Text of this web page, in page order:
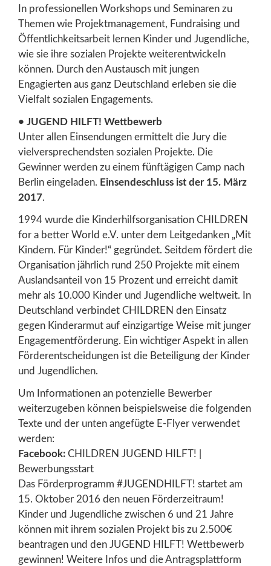
In professionellen Workshops und Seminaren zu
Themen wie Projektmanagement, Fundraising und
Öffentlichkeitsarbeit lernen Kinder und Jugendliche,
wie sie ihre sozialen Projekte weiterentwickeln
können. Durch den Austausch mit jungen
Engagierten aus ganz Deutschland erleben sie die
Vielfalt sozialen Engagements.
• JUGEND HILFT! Wettbewerb
Unter allen Einsendungen ermittelt die Jury die
vielversprechendsten sozialen Projekte. Die
Gewinner werden zu einem fünftägigen Camp nach
Berlin eingeladen. Einsendeschluss ist der 15. März
2017.
1994 wurde die Kinderhilfsorganisation CHILDREN
for a better World e.V. unter dem Leitgedanken „Mit
Kindern. Für Kinder!“ gegründet. Seitdem fördert die
Organisation jährlich rund 250 Projekte mit einem
Auslandsanteil von 15 Prozent und erreicht damit
mehr als 10.000 Kinder und Jugendliche weltweit. In
Deutschland verbindet CHILDREN den Einsatz
gegen Kinderarmut auf einzigartige Weise mit junger
Engagementförderung. Ein wichtiger Aspekt in allen
Förderentscheidungen ist die Beteiligung der Kinder
und Jugendlichen.
Um Informationen an potenzielle Bewerber
weiterzugeben können beispielsweise die folgenden
Texte und der unten angefügte E-Flyer verwendet
werden:
Facebook: CHILDREN JUGEND HILFT! |
Bewerbungsstart
Das Förderprogramm #JUGENDHILFT! startet am
15. Oktober 2016 den neuen Förderzeitraum!
Kinder und Jugendliche zwischen 6 und 21 Jahre
können mit ihrem sozialen Projekt bis zu 2.500€
beantragen und den JUGEND HILFT! Wettbewerb
gewinnen! Weitere Infos und die Antragsplattform